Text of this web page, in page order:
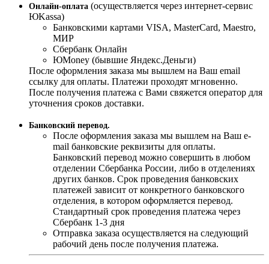
Онлайн-оплата (осуществляется через интернет-сервис
ЮKassa)
Банковскими картами VISA, MasterСard, Maestro,
МИР
Сбербанк Онлайн
ЮMoney (бывшие Яндекс.Деньги)
После оформления заказа мы вышлем на Ваш email
ссылку для оплаты. Платежи проходят мгновенно.
После получения платежа с Вами свяжется оператор для
уточнения сроков доставки.
Банковский перевод.
После оформления заказа мы вышлем на Ваш e-
mail банковские реквизиты для оплаты.
Банковский перевод можно совершить в любом
отделении Сбербанка России, либо в отделениях
других банков. Срок проведения банковских
платежей зависит от конкретного банковского
отделения, в котором оформляется перевод.
Стандартный срок проведения платежа через
Сбербанк 1-3 дня
Отправка заказа осуществляется на следующий
рабочий день после получения платежа.